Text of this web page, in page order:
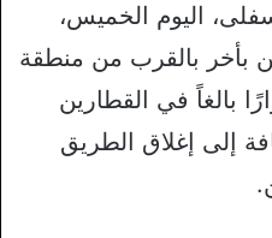
اليوم الخميس،
بالقرب من منطقة
بالغاً في القطارين
إلى إغلاق الطريق